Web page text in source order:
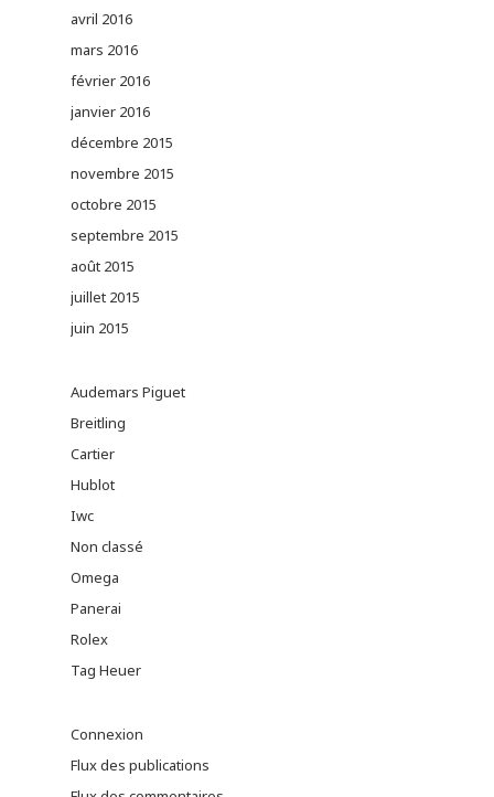
avril 2016
mars 2016
février 2016
janvier 2016
décembre 2015
novembre 2015
octobre 2015
septembre 2015
août 2015
juillet 2015
juin 2015
Audemars Piguet
Breitling
Cartier
Hublot
Iwc
Non classé
Omega
Panerai
Rolex
Tag Heuer
Connexion
Flux des publications